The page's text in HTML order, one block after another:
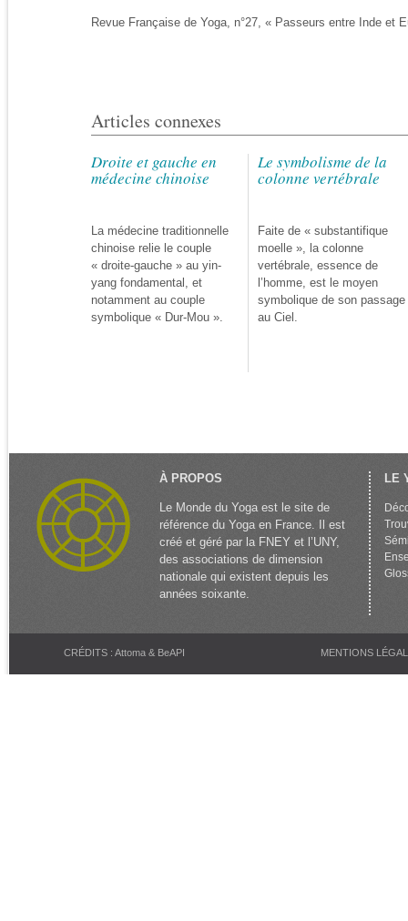
Revue Française de Yoga, n°27, « Passeurs entre Inde et
Articles connexes
Droite et gauche en
médecine chinoise
La médecine traditionnelle
chinoise relie le couple
« droite-gauche » au yin-
yang fondamental, et
notamment au couple
symbolique « Dur-Mou ».
Le symbolisme de la
colonne vertébrale
Faite de « substantifique
moelle », la colonne
vertébrale, essence de
l’homme, est le moyen
symbolique de son passage
au Ciel.
À PROPOS
Le Monde du Yoga est le site de
référence du Yoga en France. Il est
créé et géré par la FNEY et l’UNY,
des associations de dimension
nationale qui existent depuis les
années soixante.
LE
CRÉDITS : Attoma & BeAPI MENTIONS